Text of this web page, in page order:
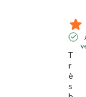
T
r
è
s